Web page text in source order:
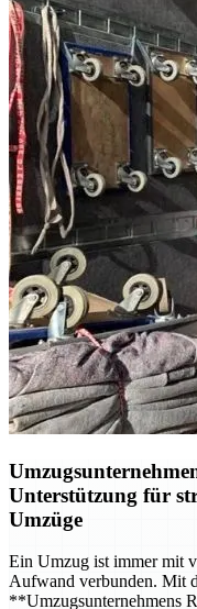
Unterstützung für
Umzüge
Ein Umzug ist immer mit
Aufwand verbunden. Mit
**Umzugsunternehmens